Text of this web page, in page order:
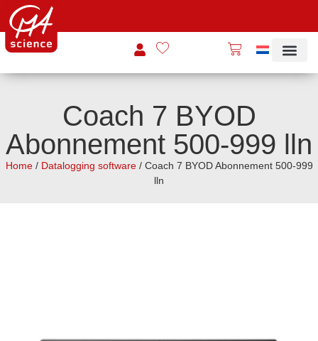
Coach 7 BYOD
Abonnement 500-999 lln
Home/ Datalogging software/ Coach 7 BYOD Abonnement 500-999
lln